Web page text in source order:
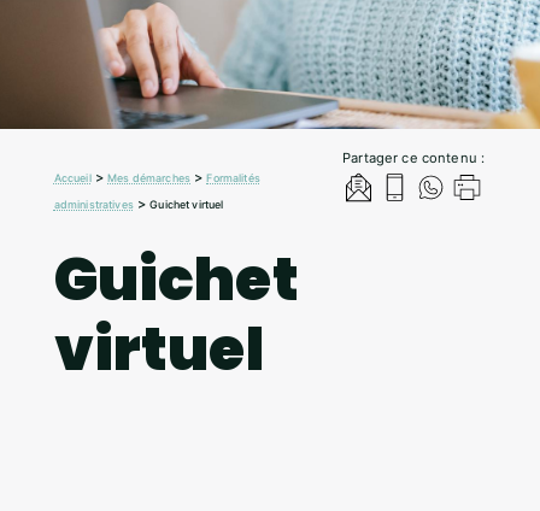
Partager ce contenu :
Accueil>Mes démarches >Formalités
administratives>Guichet virtuel
Guichet
virtuel